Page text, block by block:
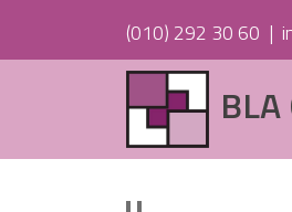
(010) 292 30 60 |
BLA